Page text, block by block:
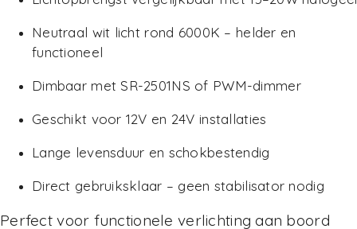
Neutraal wit licht rond 6000K – helder en
functioneel
Dimbaar met SR-2501NS of PWM-dimmer
Geschikt voor 12V en 24V installaties
Lange levensduur en schokbestendig
Direct gebruiksklaar – geen stabilisator nodig
Perfect voor functionele verlichting aan boord